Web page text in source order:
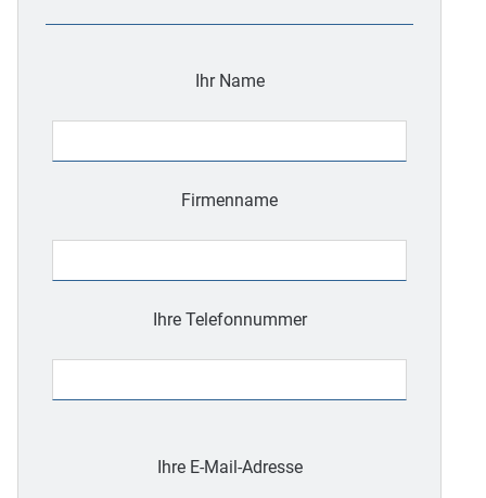
Ihr Name
Firmenname
Ihre Telefonnummer
Ihre E-Mail-Adresse